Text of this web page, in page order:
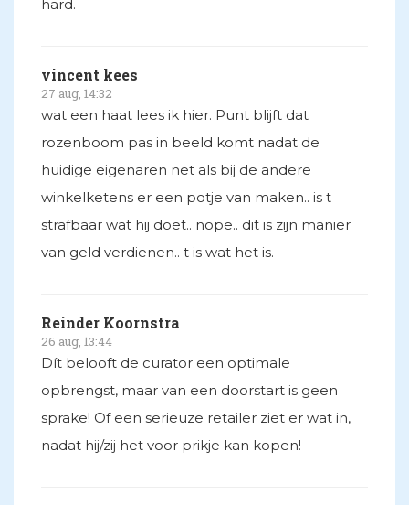
hard.
vincent kees
27 aug, 14:32
wat een haat lees ik hier. Punt blijft dat
rozenboom pas in beeld komt nadat de
huidige eigenaren net als bij de andere
winkelketens er een potje van maken.. is t
strafbaar wat hij doet.. nope.. dit is zijn manier
van geld verdienen.. t is wat het is.
Reinder Koornstra
26 aug, 13:44
Dít belooft de curator een optimale
opbrengst, maar van een doorstart is geen
sprake! Of een serieuze retailer ziet er wat in,
nadat hij/zij het voor prikje kan kopen!